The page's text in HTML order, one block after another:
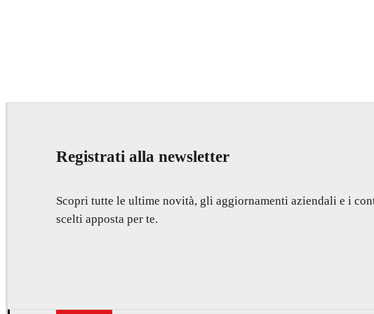
Registrati alla newsletter
Scopri tutte le ultime novità, gli aggiornamenti aziendali e i
scelti apposta per te.